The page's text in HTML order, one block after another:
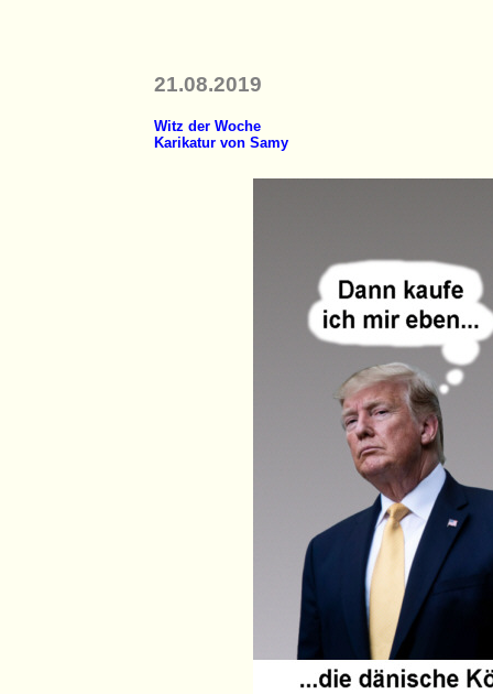
21.08.2019
Witz der Woche
Karikatur von Samy